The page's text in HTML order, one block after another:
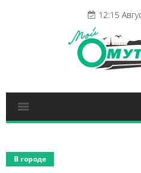
12:15
В городе